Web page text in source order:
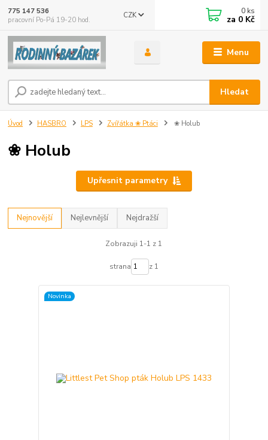
Menu
CZK
Hledat
775 147 536
pracovní Po-Pá 19-20 hod.
0 ks
za 0 Kč
Úvod HASBRO LPS Zvířátka ❀ Ptáci ❀ Holub
❀ Holub
Upřesnit parametry
Nejnovější Nejlevnější Nejdražší
Zobrazuji 1-1 z 1
strana z 1
Novinka